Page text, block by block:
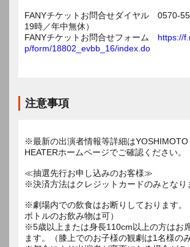
FANYチケットお問合せダイヤル 0570-
19時／年中無休）
FANYチケットお問合せフォーム https://
p/form/18802_evbb_16/index.do
注意事項
※最新の出演者情報等詳細は
HEATERホームページでご確認ください。
≪抽選先行お申し込みのお客様≫
※決済方法はクレジットカードのみとなり
※劇場内での飲食はお断りしております。
ボトルのお飲み物は可）
※5歳以上または身長110cm以上の方はお
ます。（膝上でのお子様の観劇は1名様の